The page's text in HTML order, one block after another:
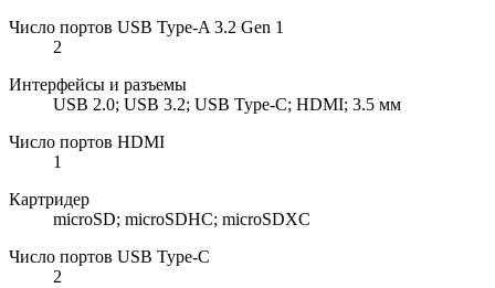
Число портов USB Type-A 3.2 Gen 1
2
Интерфейсы и разъемы
USB 2.0; USB 3.2; USB Type-C; HDMI; 3.5 мм
Число портов HDMI
1
Картридер
microSD; microSDHC; microSDXC
Число портов USB Type-C
2